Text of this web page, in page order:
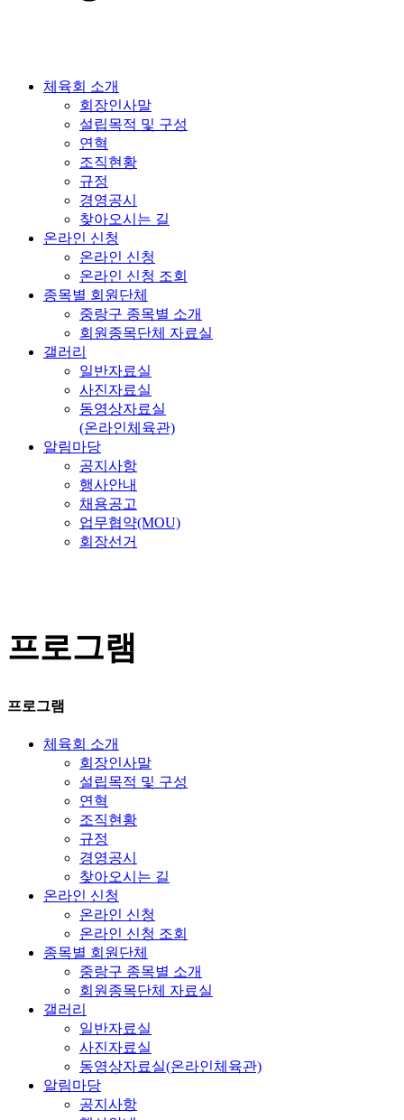
체육회 소개
회장인사말
설립목적 및 구성
연혁
조직현황
규정
경영공시
찾아오시는 길
온라인 신청
온라인 신청
온라인 신청 조회
종목별 회원단체
중랑구 종목별 소개
회원종목단체 자료실
갤러리
일반자료실
사진자료실
동영상자료실
(온라인체육관)
알림마당
공지사항
행사안내
채용공고
업무협약(MOU)
회장선거
프로그램
프로그램
체육회 소개
회장인사말
설립목적 및 구성
연혁
조직현황
규정
경영공시
찾아오시는 길
온라인 신청
온라인 신청
온라인 신청 조회
종목별 회원단체
중랑구 종목별 소개
회원종목단체 자료실
갤러리
일반자료실
사진자료실
동영상자료실(온라인체육관)
알림마당
공지사항